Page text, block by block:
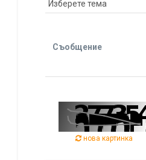
Съобщение
нова картинка